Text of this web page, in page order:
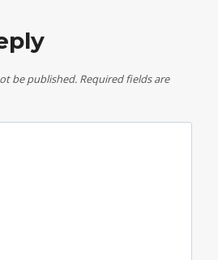
be published. Required fields are